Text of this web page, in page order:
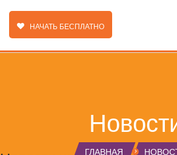
Toggle
ЗАКАЗАТЬ ЗВОНОК
НАЧАТЬ БЕСПЛАТНО
ГЛАВНАЯ